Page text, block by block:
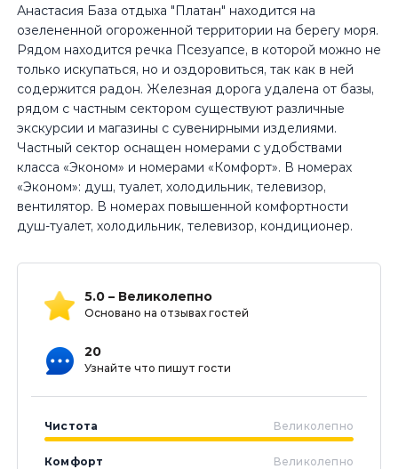
Анастасия База отдыха "Платан" находится на
озелененной огороженной территории на берегу моря.
Рядом находится речка Псезуапсе, в которой можно не
только искупаться, но и оздоровиться, так как в ней
содержится радон. Железная дорога удалена от базы,
рядом с частным сектором существуют различные
экскурсии и магазины с сувенирными изделиями.
Частный сектор оснащен номерами с удобствами
класса «Эконом» и номерами «Комфорт». В номерах
«Эконом»: душ, туалет, холодильник, телевизор,
вентилятор. В номерах повышенной комфортности
душ-туалет, холодильник, телевизор, кондиционер.
5.0 – Великолепно
Основано на отзывах гостей
20
Узнайте что пишут гости
Чистота Великолепно
Комфорт Великолепно